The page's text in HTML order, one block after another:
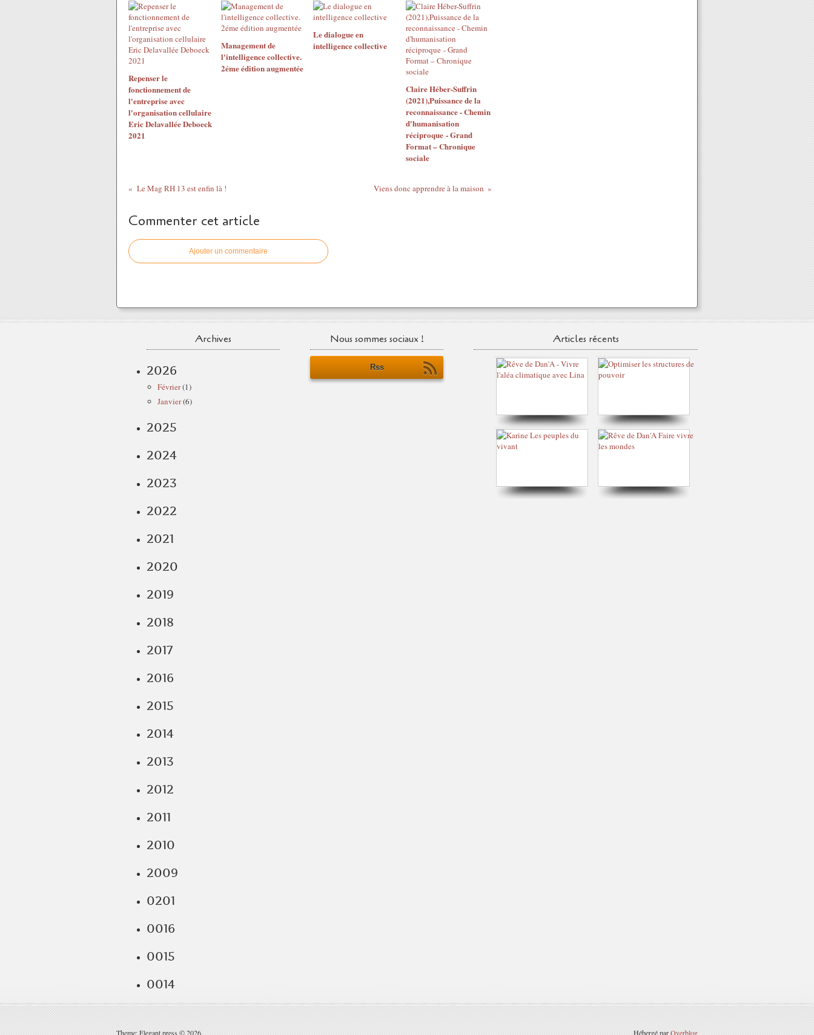
Repenser le
fonctionnement de
l'entreprise avec
l'organisation cellulaire
Eric Delavallée Deboeck
2021
Management de
l'intelligence collective.
2éme édition augmentée
Le dialogue en
intelligence collective
Claire Héber-Suffrin
(2021),Puissance de la
reconnaissance - Chemin
d'humanisation
réciproque - Grand
Format – Chronique
sociale
Le Mag RH 13 est enfin là ! Viens donc apprendre à la maison
Commenter cet article
Ajouter un commentaire
Archives
2026
Février(1)
Janvier(6)
2025
2024
2023
2022
2021
2020
2019
2018
2017
2016
2015
2014
2013
2012
2011
2010
2009
0201
0016
0015
0014
Nous sommes sociaux !
Rss
Articles récents
Theme: Elegant press © 2026 Hébergé parOverblog